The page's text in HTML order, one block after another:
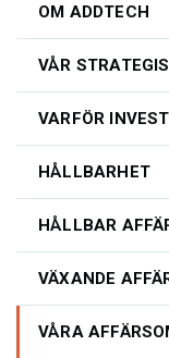
OM ADDTECH
VÅR
VARFÖR
HÅLLBARHET
HÅLLBAR
VÄXANDE
VÅRA